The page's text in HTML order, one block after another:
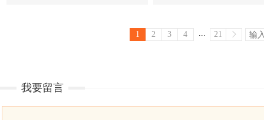
1 2 3 4 ... 21
我要留言